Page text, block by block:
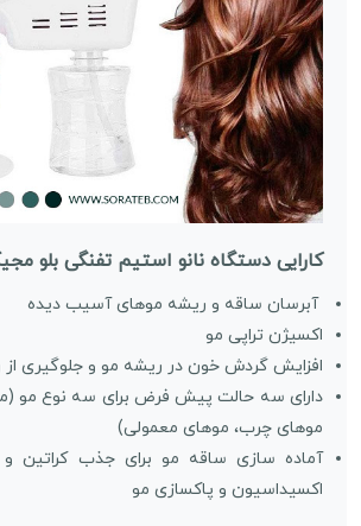
کارایی دستگاه نانو استیم تفنگی بلو
آبرسان ساقه و ریشه موهای آسیب دیده
اکسیژن تراپی مو
افزایش گردش خون در ریشه مو و جلوگیری
دارای سه حالت پیش فرض برای سه نوع مو
موهای چرب، موهای معمولی)
آماده سازی ساقه مو برای جذب کراتین و
اکسیداسیون و پاکسازی مو